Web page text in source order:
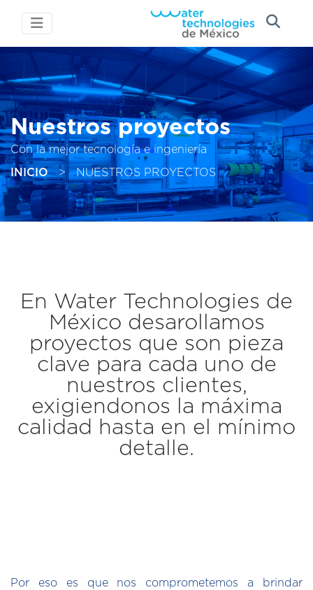
Nuestros proyectos
Con la mejor tecnología e ingeniería
INICIO > NUESTROS PROYECTOS
En Water Technologies de
México desarollamos
proyectos que son pieza
clave para cada uno de
nuestros clientes,
exigiendonos la máxima
calidad hasta en el mínimo
detalle.
Por eso es que nos comprometemos a brindar